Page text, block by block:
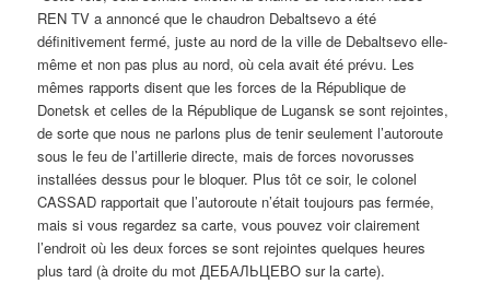
REN TV a annoncé que le chaudron Debaltsevo a été
définitivement fermé, juste au nord de la ville de Debaltsevo elle-
même et non pas plus au nord, où cela avait été prévu. Les
mêmes rapports disent que les forces de la République de
Donetsk et celles de la République de Lugansk se sont rejointes,
de sorte que nous ne parlons plus de tenir seulement l’autoroute
sous le feu de l’artillerie directe, mais de forces novorusses
installées dessus pour le bloquer. Plus tôt ce soir, le colonel
CASSAD rapportait que l’autoroute n’était toujours pas fermée,
mais si vous regardez sa carte, vous pouvez voir clairement
l’endroit où les deux forces se sont rejointes quelques heures
plus tard (à droite du mot ДЕБАЛЬЦЕВО sur la carte).